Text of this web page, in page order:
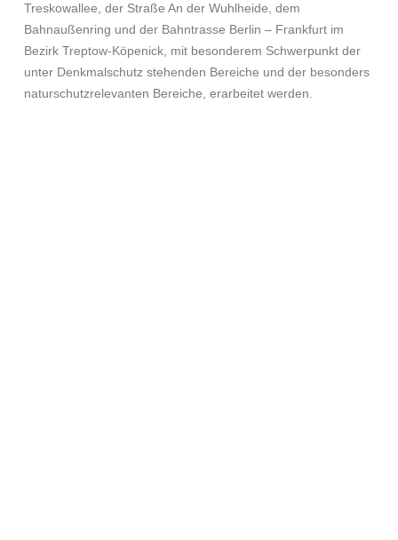
Treskowallee, der Straße An der Wuhlheide, dem
Bahnaußenring und der Bahntrasse Berlin – Frankfurt im
Bezirk Treptow-Köpenick, mit besonderem Schwerpunkt der
unter Denkmalschutz stehenden Bereiche und der besonders
naturschutzrelevanten Bereiche, erarbeitet werden.